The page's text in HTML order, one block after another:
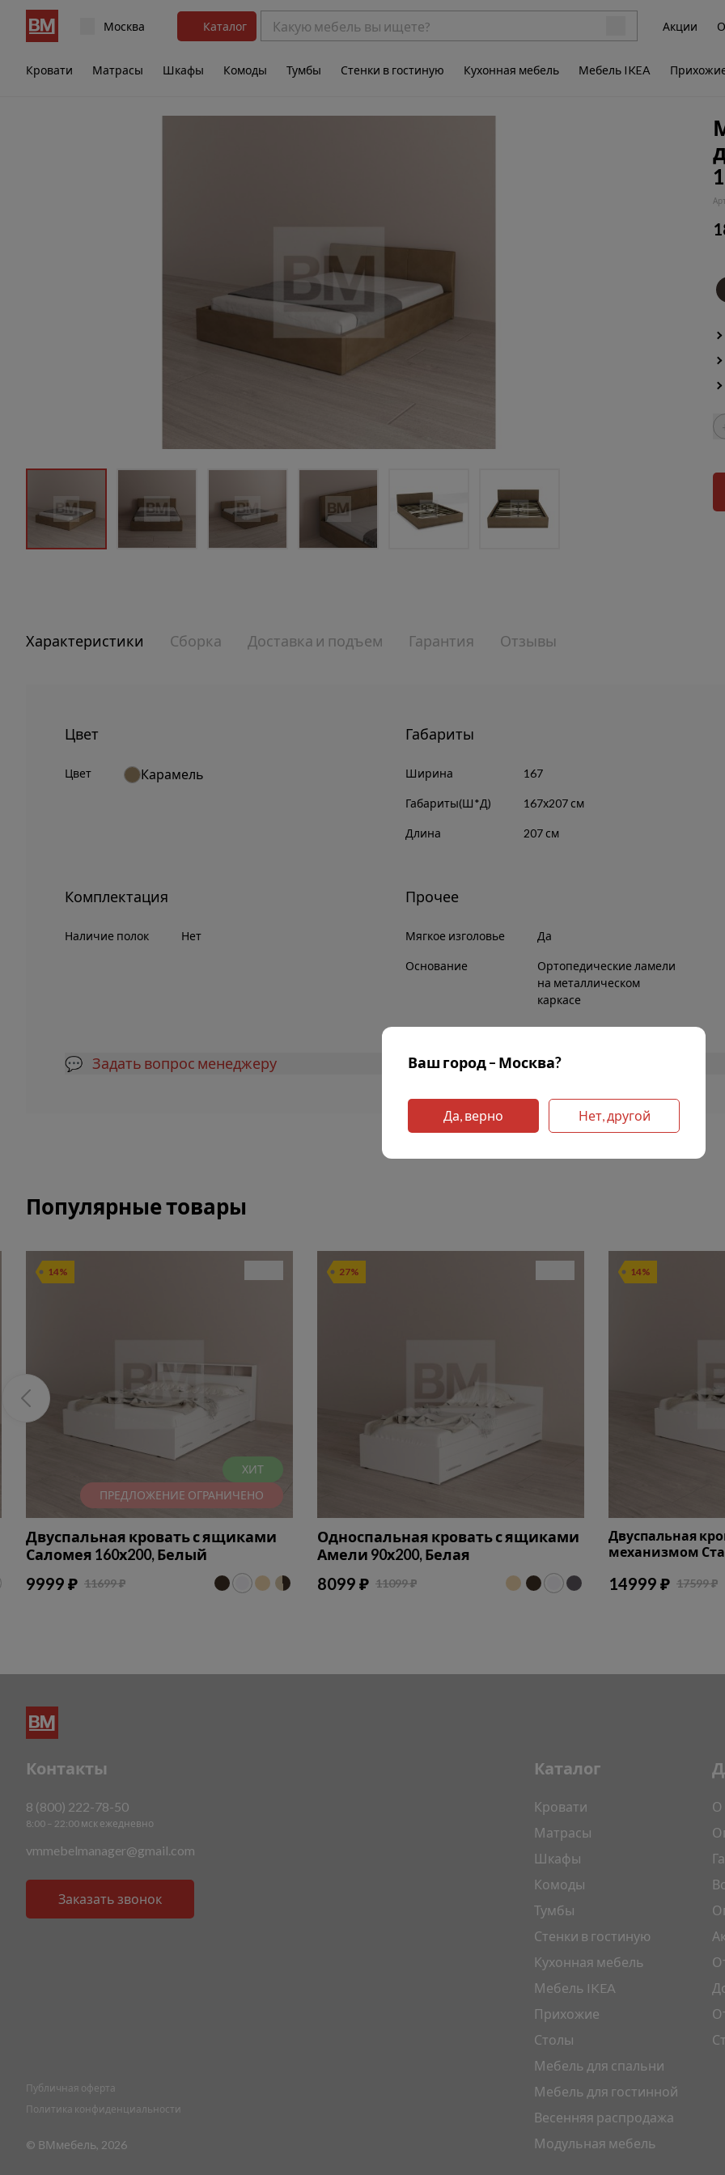
Москва Каталог Акции
Кровати Матрасы Шкафы Комоды Тумбы Стенки в гостиную Кухонная мебель Мебель IKEA
Характеристики Сборка Доставка и подъем Гарантия Отзывы
Цвет
Цвет Карамель
Габариты
Ширина 167
Габариты(Ш*Д) 167х207 см
Длина 207 см
Комплектация
Наличие полок Нет
Прочее
Мягкое изголовье Да
Основание
Ортопедические ламели
на металлическом
каркасе
💬 Задать вопрос менеджеру
Популярные товары
14%
ХИТ
ПРЕДЛОЖЕНИЕ ОГРАНИЧЕНО
Двуспальная кровать с ящиками
Саломея 160х200, Белый
9999 ₽ 11699 ₽
27%
Односпальная кровать с ящиками
Амели 90х200, Белая
8099 ₽ 11099 ₽
14%
Двуспальная
механизмом
14999 ₽ 17599 ₽
Ваш город – Москва?
Да, верно Нет, другой
Контакты
8 (800) 222-78-50
8:00 – 22:00 мск ежедневно
vmmebelmanager@gmail.com
Заказать звонок
Публичная оферта
Политика конфиденциальности
© ВМмебель, 2026
Каталог
Кровати
Матрасы
Шкафы
Комоды
Тумбы
Стенки в гостиную
Кухонная мебель
Мебель IKEA
Прихожие
Столы
Мебель для спальни
Мебель для гостинной
Весенняя распродажа
Модульная мебель
О